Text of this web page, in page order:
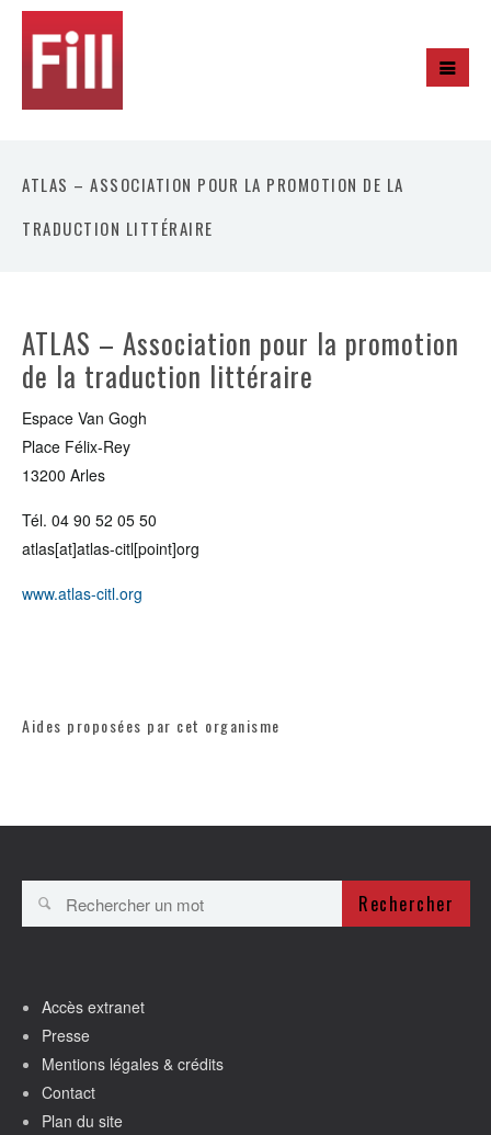
ATLAS – ASSOCIATION POUR LA PROMOTION DE LA
TRADUCTION LITTÉRAIRE
ATLAS – Association pour la promotion
de la traduction littéraire
Espace Van Gogh
Place Félix-Rey
13200 Arles
Tél. 04 90 52 05 50
atlas[at]atlas-citl[point]org
www.atlas-citl.org
Aides proposées par cet organisme
Rechercher
Accès extranet
Presse
Mentions légales & crédits
Contact
Plan du site